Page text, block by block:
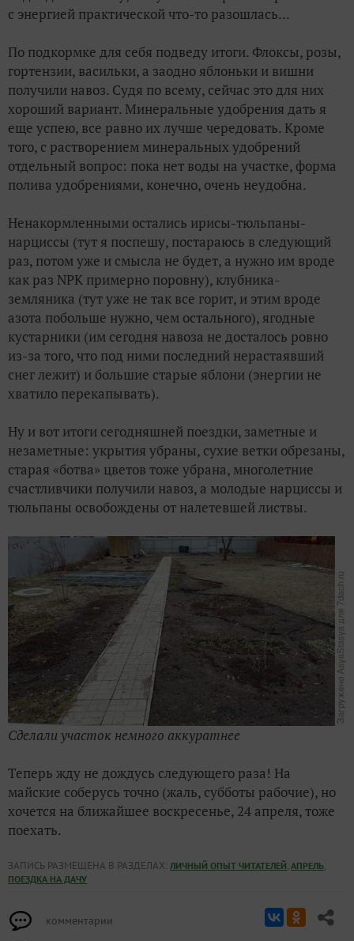
с энергией практической что-то разошлась...
По подкормке для себя подведу итоги. Флоксы, розы,
гортензии, васильки, а заодно яблоньки и вишни
получили навоз. Судя по всему, сейчас это для них
хороший вариант. Минеральные удобрения дать я
еще успею, все равно их лучше чередовать. Кроме
того, с растворением минеральных удобрений
отдельный вопрос: пока нет воды на участке, форма
полива удобрениями, конечно, очень неудобна.
Ненакормленными остались ирисы-тюльпаны-
нарциссы (тут я поспешу, постараюсь в следующий
раз, потом уже и смысла не будет, а нужно им вроде
как раз NPK примерно поровну), клубника-
земляника (тут уже не так все горит, и этим вроде
азота побольше нужно, чем остального), ягодные
кустарники (им сегодня навоза не досталось ровно
из-за того, что под ними последний нерастаявший
снег лежит) и большие старые яблони (энергии не
хватило перекапывать).
Ну и вот итоги сегодняшней поездки, заметные и
незаметные: укрытия убраны, сухие ветки обрезаны,
старая «ботва» цветов тоже убрана, многолетние
счастливчики получили навоз, а молодые нарциссы и
тюльпаны освобождены от налетевшей листвы.
Сделали участок немного аккуратнее
Теперь жду не дождусь следующего раза! На
майские соберусь точно (жаль, субботы рабочие), но
хочется на ближайшее воскресенье, 24 апреля, тоже
поехать.
ЗАПИСЬ РАЗМЕЩЕНА В РАЗДЕЛАХ: ЛИЧНЫЙ ОПЫТ ЧИТАТЕЛЕЙ, АПРЕЛЬ,
ПОЕЗДКА НА ДАЧУ
комментарии